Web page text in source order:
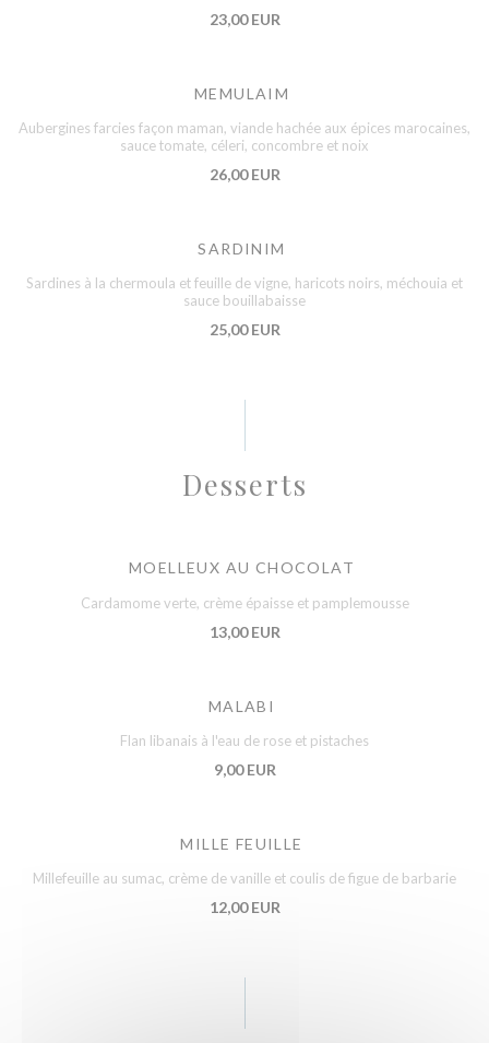
23,00 EUR
MEMULAIM
Aubergines farcies façon maman, viande hachée aux épices marocaines,
sauce tomate, céleri, concombre et noix
26,00 EUR
SARDINIM
Sardines à la chermoula et feuille de vigne, haricots noirs, méchouia et
sauce bouillabaisse
25,00 EUR
Desserts
MOELLEUX AU CHOCOLAT
Cardamome verte, crème épaisse et pamplemousse
13,00 EUR
MALABI
Flan libanais à l'eau de rose et pistaches
9,00 EUR
MILLE FEUILLE
Millefeuille au sumac, crème de vanille et coulis de figue de barbarie
12,00 EUR